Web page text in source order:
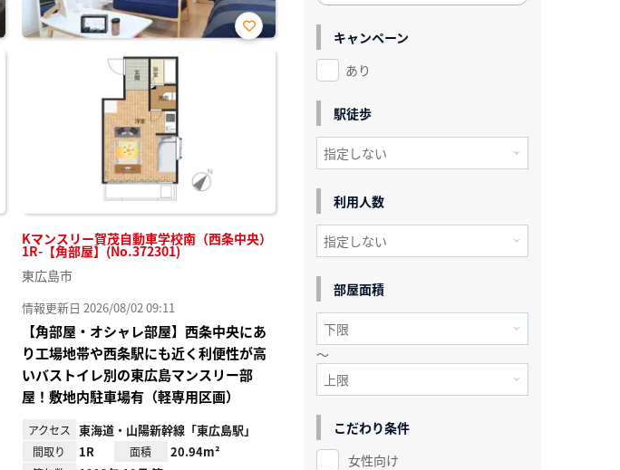
Kマンスリー賀茂自動車学校南（西条中央）
1R-【角部屋】(No.372301)
お気
東広島市
情報更新日 2026/08/02 09:11
【角部屋・オシャレ部屋】西条中央にあ
り工場地帯や西条駅にも近く利便性が高
いバストイレ別の東広島マンスリー部
屋！敷地内駐車場有（軽専用区画）
アクセス 東海道・山陽新幹線「東広島駅」
間取り 1R 面積 20.94m²
キャンペーン
あり
駅徒歩
利用人数
部屋面積
～
こだわり条件
女性向け